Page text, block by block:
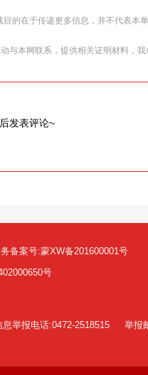
的在于传递更多信息，并不代表本
本网联系，提供相关证明材料，我
后发表评论~
备案号:蒙XW备201600001号
号
举报电话:0472-2518515 举报